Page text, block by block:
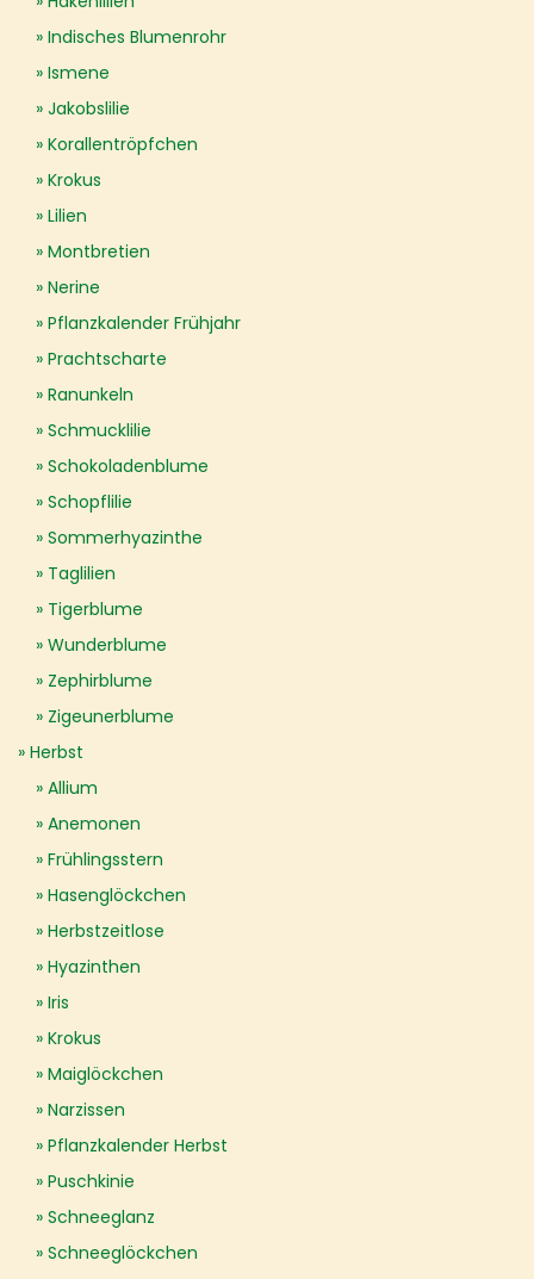
Indisches Blumenrohr
Ismene
Jakobslilie
Korallentröpfchen
Krokus
Lilien
Montbretien
Nerine
Pflanzkalender Frühjahr
Prachtscharte
Ranunkeln
Schmucklilie
Schokoladenblume
Schopflilie
Sommerhyazinthe
Taglilien
Tigerblume
Wunderblume
Zephirblume
Zigeunerblume
Herbst
Allium
Anemonen
Frühlingsstern
Hasenglöckchen
Herbstzeitlose
Hyazinthen
Iris
Krokus
Maiglöckchen
Narzissen
Pflanzkalender Herbst
Puschkinie
Schneeglanz
Schneeglöckchen